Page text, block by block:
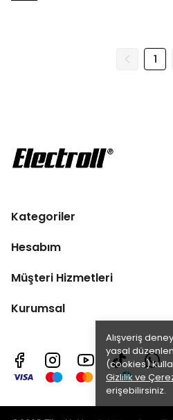
Alışveriş
yasal
(cookies)
Gizlilik ve
erişebilirsiniz.
1
Kategoriler
Hesabım
Müşteri Hizmetleri
Kurumsal